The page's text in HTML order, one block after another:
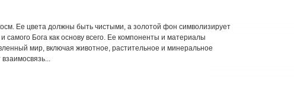
Ее цвета должны быть чистыми, а золотой фон символизирует
самого Бога как основу всего. Ее компоненты и материалы
мир, включая животное, растительное и минеральное